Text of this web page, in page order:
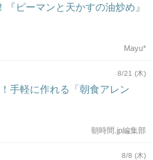
『ピーマンと天かすの油炒め』
Mayu*
8/21 (木)
手軽に作れる「朝食アレン
朝時間.jp編集部
8/8 (木)